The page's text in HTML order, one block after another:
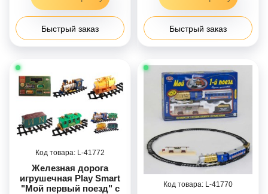
Быстрый заказ Быстрый заказ
41772
Железная дорога
игрушечная Play Smart
"Мой первый поезд" с
41770